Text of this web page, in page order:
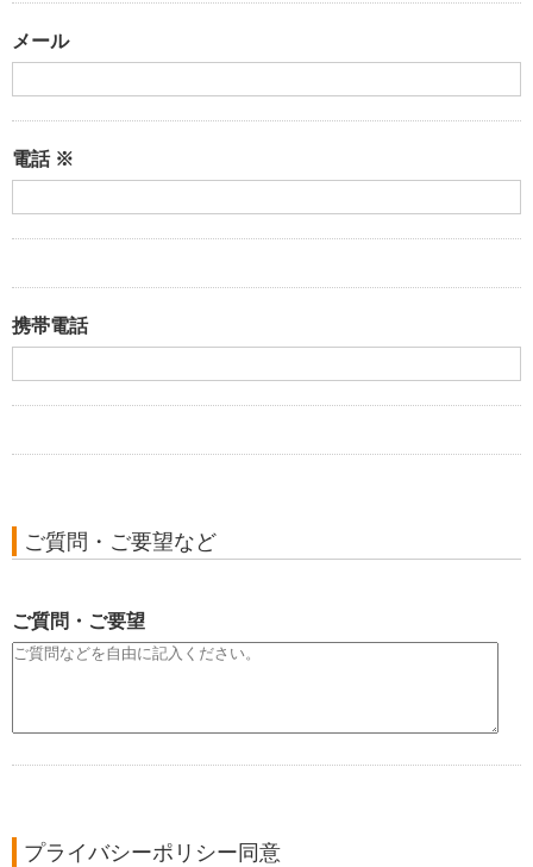
メール
電話 ※
携帯電話
ご質問・ご要望など
ご質問・ご要望
プライバシーポリシー同意